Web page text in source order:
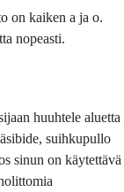
on kaiken a ja o.
nopeasti.
huuhtele aluetta
suihkupullo
sinun on käytettävä